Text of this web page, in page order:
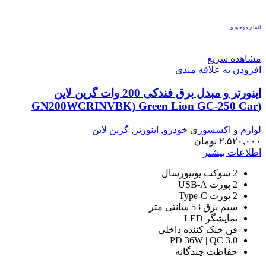
اتمام موجودی
مشاهده سریع
افزودن به علاقه مندی
اینورتر و مبدل برق فندکی 200 وات گرین لاین
(GN200WCRINVBK) Green Lion GC-250 Car
لوازم و اکسسوری خودرو, اینورتر , گرین لاین
۲,۵۲۰,۰۰۰ تومان
اطلاعات بیشتر
2 سوکت یونیورسال
2 پورت USB-A
2 پورت Type-C
سیم برق 53 سانتی متر
نمایشگر LED
فن خنک کننده داخلی
PD 36W | QC 3.0
حفاظت چندگانه